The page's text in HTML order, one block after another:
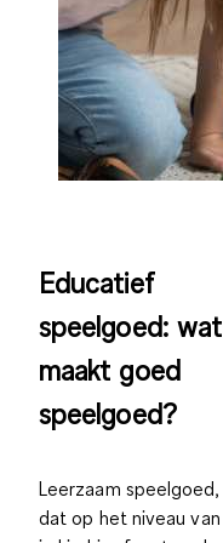
Educatief
speelgoed: wat
maakt goed
speelgoed?
Leerzaam speelgoed,
dat op het niveau van